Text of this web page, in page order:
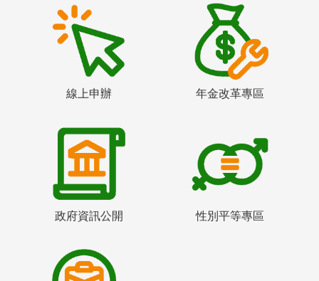
線上申辦 年金改革專區
政府資訊公開 性別平等專區